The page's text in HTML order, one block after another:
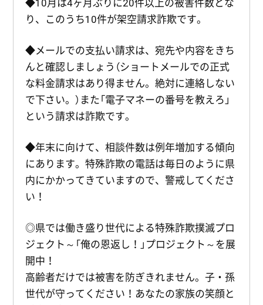
◆10月は4ヶ月ぶりに20件以上の被害件数とな
り、このうち10件が架空請求詐欺です。
◆メールでの支払い請求は、宛先や内容をきち
んと確認しましょう（ショートメールでの正式
な料金請求はあり得ません。絶対に連絡しない
で下さい。）また「電子マネーの番号を教えろ」
という請求は詐欺です。
◆年末に向けて、相談件数は例年増加する傾向
にあります。特殊詐欺の電話は毎日のように県
内にかかってきていますので、警戒してくださ
い！
◎県では働き盛り世代による特殊詐欺撲滅プロ
ジェクト～「俺の恩返し！」プロジェクト～を展
開中！
高齢者だけでは被害を防ぎきれません。子・孫
世代が守ってください！あなたの家族の笑顔と